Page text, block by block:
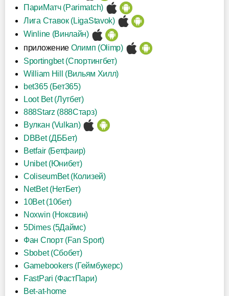
ПариМатч (Parimatch)
Лига Ставок (LigaStavok)
Winline (Винлайн)
приложение Олимп (Olimp)
Sportingbet (Спортингбет)
William Hill (Вильям Хилл)
bet365 (Бет365)
Loot Bet (Лутбет)
888Starz (888Старз)
Вулкан (Vulkan)
DBBet (ДББет)
Betfair (Бетфаир)
Unibet (Юнибет)
ColiseumBet (Колизей)
NetBet (НетБет)
10Bet (10бет)
Noxwin (Ноксвин)
5Dimes (5Даймс)
Фан Спорт (Fan Sport)
Sbobet (Сбобет)
Gamebookers (Геймбукерс)
FastPari (ФастПари)
Bet-at-home